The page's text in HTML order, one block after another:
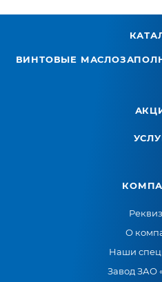
ВИНТОВЫЕ
О
Наши
Завод ЗАО